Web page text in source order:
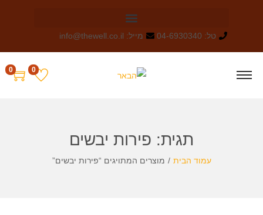
טל: 04-6930340 מייל: info@thewell.co.il
0
0
תגית: פירות יבשים
עמוד הבית / מוצרים המתויגים “פירות יבשים”